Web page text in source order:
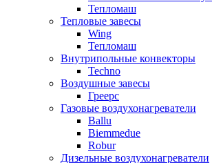
Тепломаш
Тепловые завесы
Wing
Тепломаш
Внутрипольные конвекторы
Techno
Воздушные завесы
Греерс
Газовые воздухонагреватели
Ballu
Biemmedue
Robur
Дизельные воздухонагреватели